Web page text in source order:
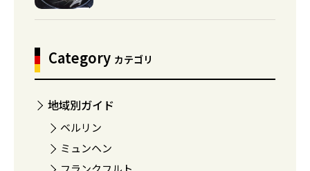
Category カテゴリ
地域別ガイド
ベルリン
ミュンヘン